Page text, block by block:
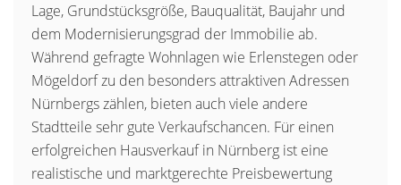
Lage, Grundstücksgröße, Bauqualität, Baujahr und
dem Modernisierungsgrad der Immobilie ab.
Während gefragte Wohnlagen wie Erlenstegen oder
Mögeldorf zu den besonders attraktiven Adressen
Nürnbergs zählen, bieten auch viele andere
Stadtteile sehr gute Verkaufschancen. Für einen
erfolgreichen Hausverkauf in Nürnberg ist eine
realistische und marktgerechte Preisbewertung